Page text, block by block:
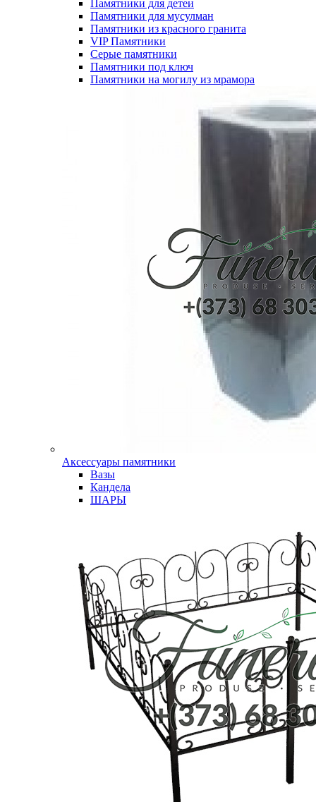
Памятники для детеи
Памятники для мусулман
Памятники из красного гранита
VIP Памятники
Серые памятники
Памятники под ключ
Памятники на могилу из мрамора
Аксессуары памятники
Вазы
Кандела
ШАРЫ